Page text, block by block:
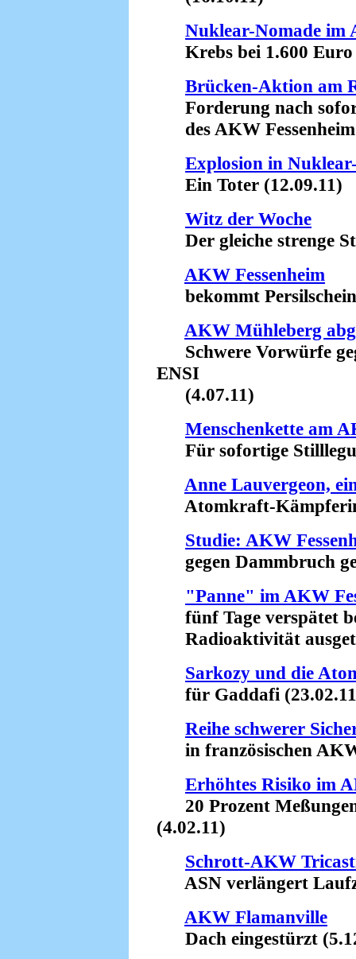
Nuklear-Nomade im
Krebs bei 1.600 Euro
Brücken-Aktion am
Forderung nach
des AKW Fessenheim
Explosion in
Ein Toter (12.09.11)
Witz der Woche
Der gleiche strenge
AKW Fessenheim
bekommt Persilschein
AKW Mühleberg
Schwere Vorwürfe
ENSI
(4.07.11)
Menschenkette am
Für sofortige
Anne Lauvergeon,
Atomkraft-
Studie: AKW
gegen Dammbruch
"Panne" im AKW
fünf Tage verspätet
Radioaktivität
Sarkozy und die
für Gaddafi
Reihe schwerer
in französischen
Erhöhtes Risiko im
20 Prozent
(4.02.11)
Schrott-AKW
ASN verlängert
AKW Flamanville
Dach eingestürzt